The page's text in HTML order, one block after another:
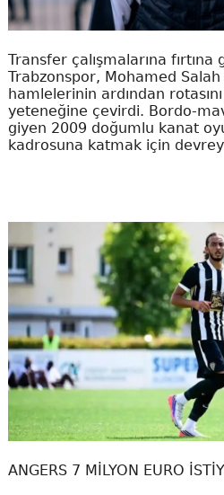
Transfer çalışmalarına
Trabzonspor, Mohamed
hamlelerinin ardından
yeteneğine çevirdi. Bordo-
giyen 2009 doğumlu kanat
kadrosuna katmak için
ANGERS 7 MİLYON EURO